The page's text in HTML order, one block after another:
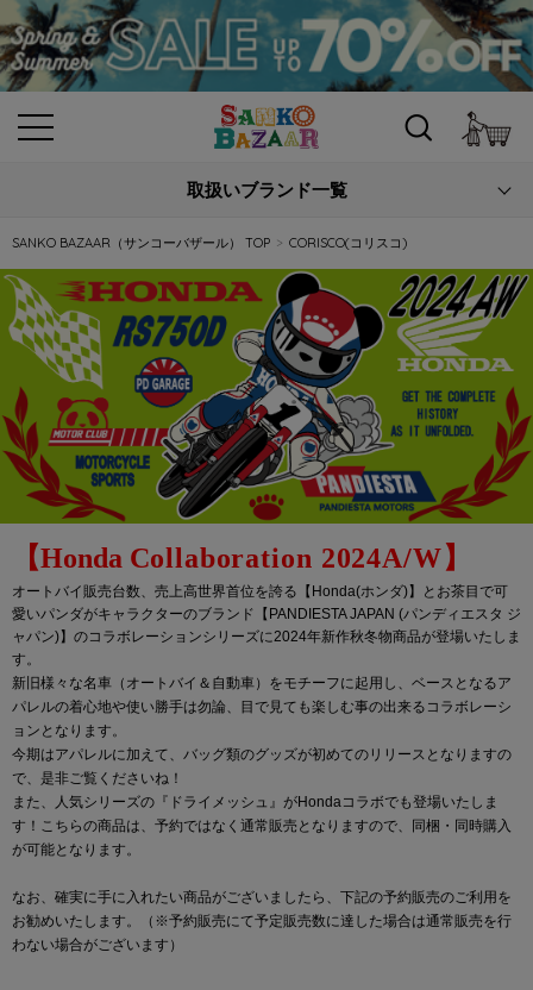
取扱いブランド一覧
SANKO BAZAAR（サンコーバザール） TOP CORISCO(コリスコ)
【Honda Collaboration 2024A/W】
オートバイ販売台数、売上高世界首位を誇る【Honda(ホンダ)】とお茶目で可
愛いパンダがキャラクターのブランド【PANDIESTA JAPAN (パンディエスタ ジ
ャパン)】のコラボレーションシリーズに2024年新作秋冬物商品が登場いたしま
す。
新旧様々な名車（オートバイ＆自動車）をモチーフに起用し、ベースとなるア
パレルの着心地や使い勝手は勿論、目で見ても楽しむ事の出来るコラボレーシ
ョンとなります。
今期はアパレルに加えて、バッグ類のグッズが初めてのリリースとなりますの
で、是非ご覧くださいね！
また、人気シリーズの『ドライメッシュ』がHondaコラボでも登場いたしま
す！こちらの商品は、予約ではなく通常販売となりますので、同梱・同時購入
が可能となります。
なお、確実に手に入れたい商品がございましたら、下記の予約販売のご利用を
お勧めいたします。（※予約販売にて予定販売数に達した場合は通常販売を行
わない場合がございます）